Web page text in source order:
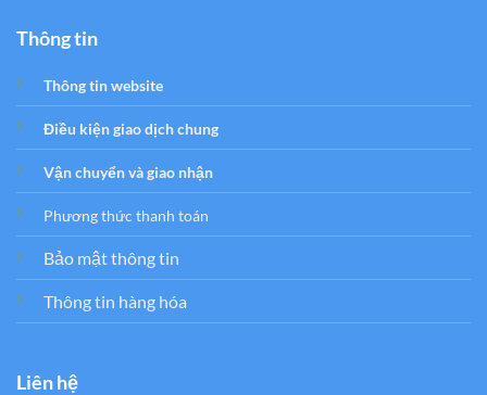
Thông tin
Thông tin website
Điều kiện giao dịch chung
Vận chuyển và giao nhận
Phương thức thanh toán
Bảo mật thông tin
Thông tin hàng hóa
Liên hệ